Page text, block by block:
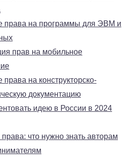
права на программы для ЭВМ и
прав на мобильное
права на конструкторско-
документацию
идею в России в 2024
что нужно знать авторам